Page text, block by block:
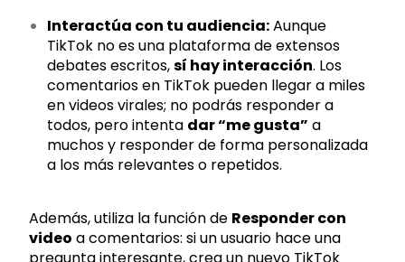
Interactúa con tu audiencia:Aunque
TikTok no es una plataforma de extensos
debates escritos,sí hay interacción. Los
comentarios en TikTok pueden llegar a miles
en videos virales; no podrás responder a
todos, pero intenta dar “me gusta” a
muchos y responder de forma personalizada
a los más relevantes o repetidos.
Además, utiliza la función de Responder con
video a comentarios: si un usuario hace una